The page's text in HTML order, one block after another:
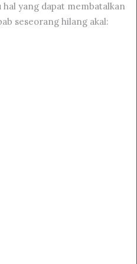
hal yang dapat membatalkan
seseorang hilang akal: